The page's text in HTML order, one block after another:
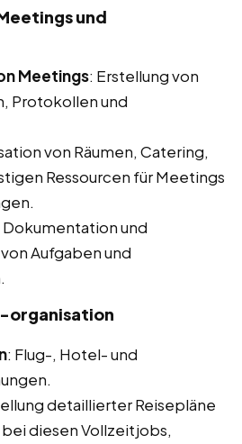
und
Meetings: Erstellung von
Protokollen und
von Räumen, Catering,
Ressourcen für Meetings
Dokumentation und
Aufgaben und
-organisation
: Flug-, Hotel- und
detaillierter Reisepläne
diesen Vollzeitjobs,